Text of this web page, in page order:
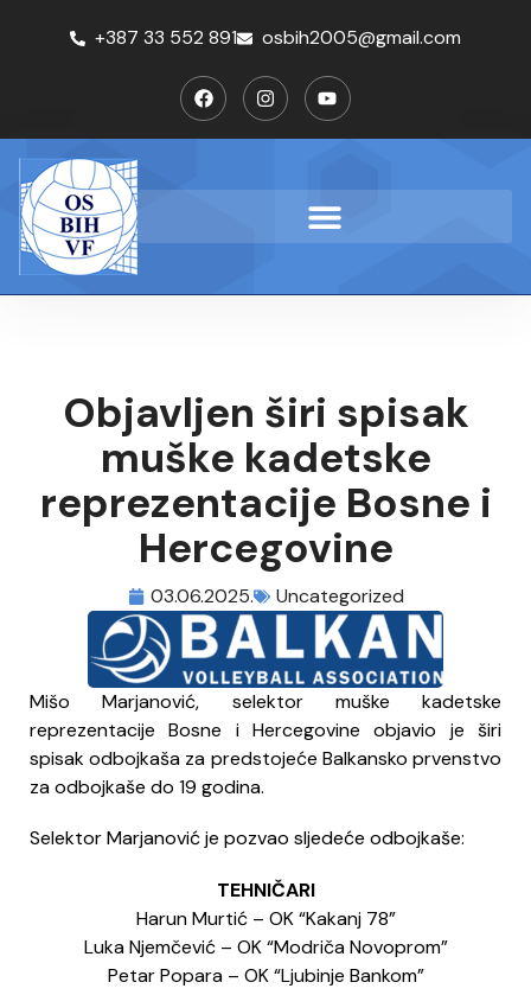
+387 33 552 891 osbih2005@gmail.com
Objavljen širi spisak
muške kadetske
reprezentacije Bosne i
Hercegovine
03.06.2025. Uncategorized
Mišo Marjanović, selektor muške kadetske
reprezentacije Bosne i Hercegovine objavio je širi
spisak odbojkaša za predstojeće Balkansko prvenstvo
za odbojkaše do 19 godina.
Selektor Marjanović je pozvao sljedeće odbojkaše:
TEHNIČARI
Harun Murtić – OK “Kakanj 78”
Luka Njemčević – OK “Modriča Novoprom”
Petar Popara – OK “Ljubinje Bankom”